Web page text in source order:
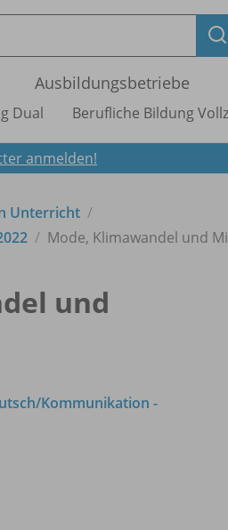
Ausbildungsbetriebe
Dual Berufliche Bildung
anmelden!
Unterricht
Mode, Klimawandel und
und
Kommunikation -